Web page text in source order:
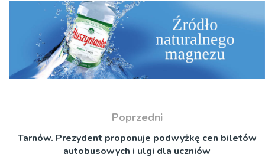
Poprzedni
Tarnów. Prezydent proponuje podwyżkę cen biletów
autobusowych i ulgi dla uczniów